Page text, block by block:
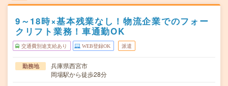
9～18時×基本残業なし！物流企業でのフォー
クリフト業務！車通勤OK
交通費別途支給あり WEB登録OK 派遣
勤務地
兵庫県西宮市
岡場駅から徒歩28分